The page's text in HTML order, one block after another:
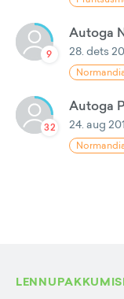
9
Autoga
28. dets
32
Autoga
24. aug